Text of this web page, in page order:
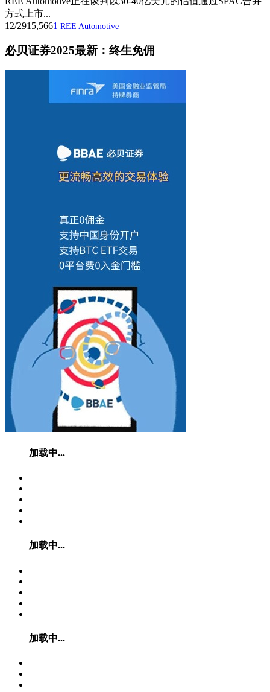
方式上市...
12/2915,5661 REE Automotive
必贝证券2025最新：终生免佣
加载中...
加载中...
加载中...